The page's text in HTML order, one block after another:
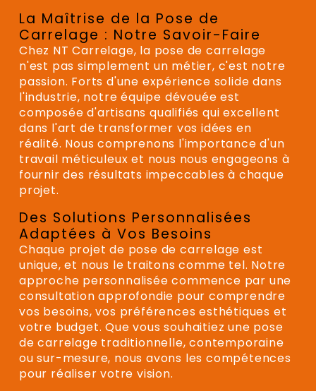
La Maîtrise de la Pose de
Carrelage : Notre Savoir-Faire
Chez NT Carrelage, la pose de carrelage
n'est pas simplement un métier, c'est notre
passion. Forts d'une expérience solide dans
l'industrie, notre équipe dévouée est
composée d'artisans qualifiés qui excellent
dans l'art de transformer vos idées en
réalité. Nous comprenons l'importance d'un
travail méticuleux et nous nous engageons à
fournir des résultats impeccables à chaque
projet.
Des Solutions Personnalisées
Adaptées à Vos Besoins
Chaque projet de pose de carrelage est
unique, et nous le traitons comme tel. Notre
approche personnalisée commence par une
consultation approfondie pour comprendre
vos besoins, vos préférences esthétiques et
votre budget. Que vous souhaitiez une pose
de carrelage traditionnelle, contemporaine
ou sur-mesure, nous avons les compétences
pour réaliser votre vision.